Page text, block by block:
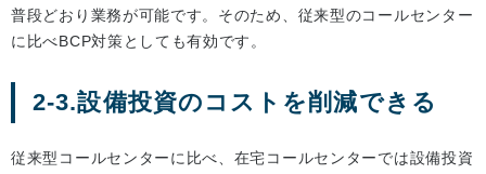
普段どおり業務が可能です。そのため、従来型のコールセンター
に比べBCP対策としても有効です。
2-3.設備投資のコストを削減できる
従来型コールセンターに比べ、在宅コールセンターでは設備投資